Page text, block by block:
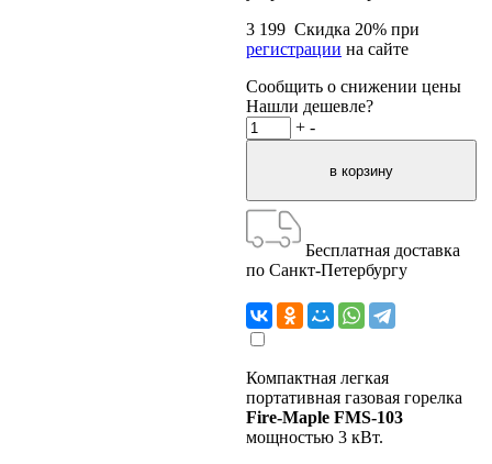
3 199 Скидка 20% при
регистрации на сайте
Сообщить о снижении цены
Нашли дешевле?
+ -
Бесплатная доставка
по Санкт-Петербургу
Компактная легкая
портативная газовая горелка
Fire-Maple FMS-103
мощностью 3 кВт.